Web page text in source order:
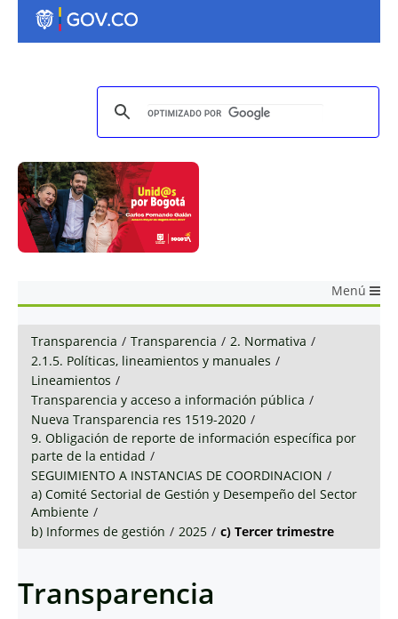
Menú
Transparencia / Transparencia / 2. Normativa /
2.1.5. Políticas, lineamientos y manuales /
Lineamientos /
Transparencia y acceso a información pública /
Nueva Transparencia res 1519-2020 /
9. Obligación de reporte de información específica por
parte de la entidad /
SEGUIMIENTO A INSTANCIAS DE COORDINACION /
a) Comité Sectorial de Gestión y Desempeño del Sector
Ambiente /
b) Informes de gestión / 2025 / c) Tercer trimestre
Transparencia